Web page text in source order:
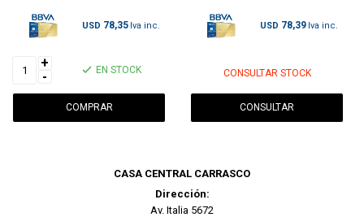
USD 78,35
+
-
EN STOCK
USD 78,39
CONSULTAR STOCK
CONSULTAR
CASA CENTRAL CARRASCO
Dirección:
Av. Italia 5672